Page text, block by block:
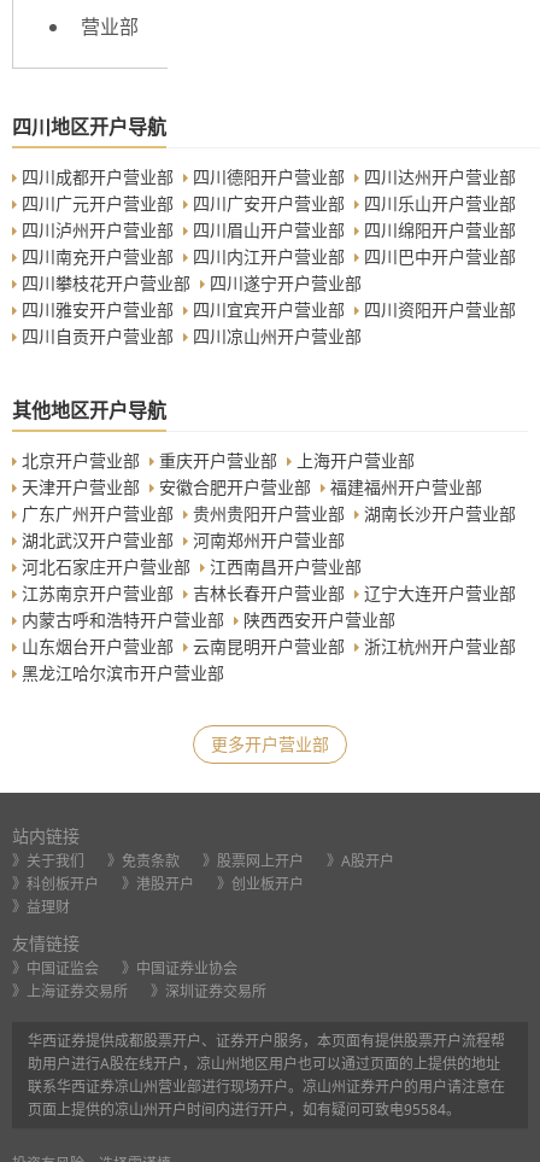
营业部
四川地区开户导航
四川成都开户营业部 四川德阳开户营业部
四川达州开户营业部
四川广元开户营业部
四川广安开户营业部
四川乐山开户营业部
四川泸州开户营业部
四川眉山开户营业部
四川绵阳开户营业部
四川南充开户营业部
四川内江开户营业部
四川巴中开户营业部
四川攀枝花开户营业部
四川遂宁开户营业部
四川雅安开户营业部
四川宜宾开户营业部
四川资阳开户营业部
四川自贡开户营业部
四川凉山州开户营业部
其他地区开户导航
北京开户营业部 重庆开户营业部
上海开户营业部
天津开户营业部
安徽合肥开户营业部
福建福州开户营业部
广东广州开户营业部
贵州贵阳开户营业部
湖南长沙开户营业部
湖北武汉开户营业部
河南郑州开户营业部
河北石家庄开户营业部
江西南昌开户营业部
江苏南京开户营业部
吉林长春开户营业部
辽宁大连开户营业部
内蒙古呼和浩特开户营业部
陕西西安开户营业部
山东烟台开户营业部
云南昆明开户营业部
浙江杭州开户营业部
黑龙江哈尔滨市开户营业部
更多开户营业部
站内链接
》关于我们 》免责条款 》股票网上开户
》A股开户
》科创板开户
》港股开户
》创业板开户
》益理财
友情链接
》中国证监会
》中国证券业协会
》上海证券交易所
》深圳证券交易所
华西证券提供成都股票开户、证券开户服务，本页面有提供股票开户流程帮
助用户进行A股在线开户，凉山州地区用户也可以通过页面的上提供的地址
联系华西证券凉山州营业部进行现场开户。凉山州证券开户的用户请注意在
页面上提供的凉山州开户时间内进行开户，如有疑问可致电95584。